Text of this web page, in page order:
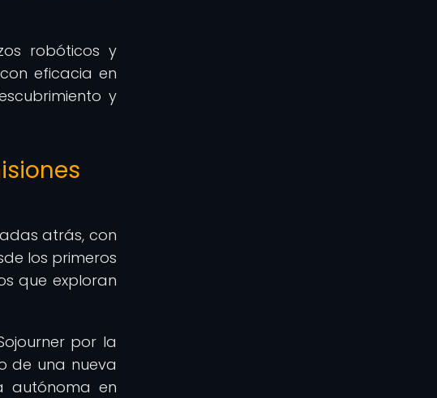
robóticos y
eficacia en
y
atrás, con
los primeros
que exploran
por la
de una nueva
autónoma en